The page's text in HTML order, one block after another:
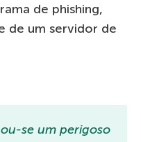
de phishing,
de um servidor de
se um perigoso